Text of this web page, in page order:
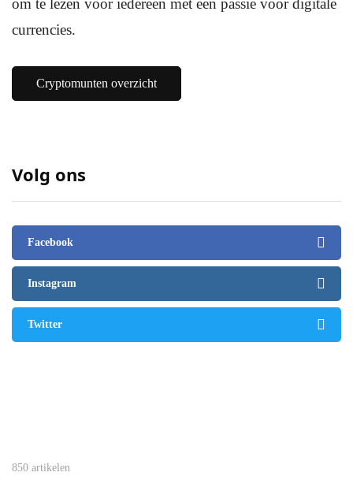
om te lezen voor iedereen met een passie voor digitale
currencies.
Cryptomunten overzicht
Volg ons
Facebook
Instagram
Twitter
850 artikelen